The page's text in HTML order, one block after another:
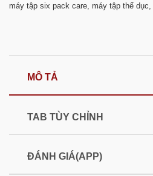
máy tập six pack care máy tập thể dục
MÔ TẢ
TAB TÙY CHỈNH
ĐÁNH GIÁ(APP)